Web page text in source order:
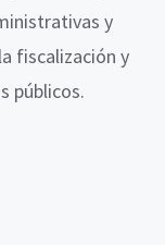
y
fiscalización y
públicos.